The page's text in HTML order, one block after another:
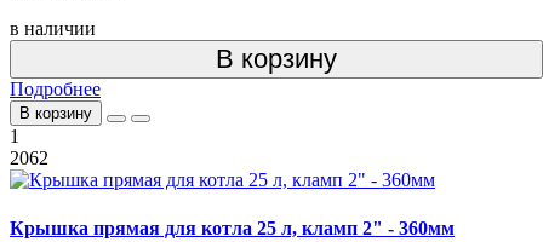
в наличии
В корзину
Подробнее
В корзину
1
2062
Крышка прямая для котла 25 л, кламп 2" - 360мм